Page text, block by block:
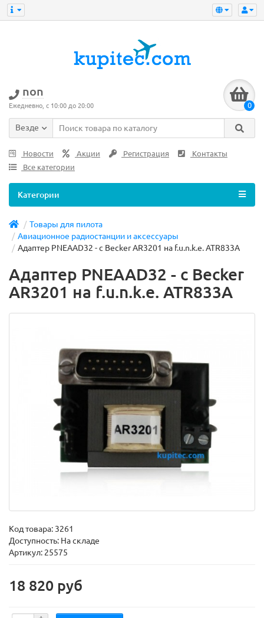
non
Ежедневно, с 10:00 до 20:00 0
Везде
Новости Акции Регистрация
Контакты
Все категории
Категории
Товары для пилота
Авиационное радиостанции и аксессуары
Адаптер PNEAAD32 - с Becker AR3201 на f.u.n.k.e. ATR833A
Адаптер PNEAAD32 - с Becker
AR3201 на f.u.n.k.e. ATR833A
Код товара: 3261
Доступность: На складе
Артикул: 25575
18 820 руб